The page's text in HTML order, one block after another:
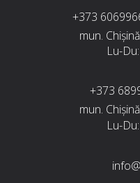
+373
mun.
Lu-Du:
+373
mun.
Lu-Du: